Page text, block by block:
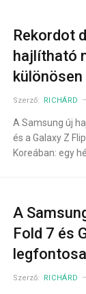
Rekordot
hajlítható
Szerző: RICHÁRD
A Samsung új
és a Galaxy Z
Koreában: egy
A
Fold 7 és
Szerző: RICHÁRD